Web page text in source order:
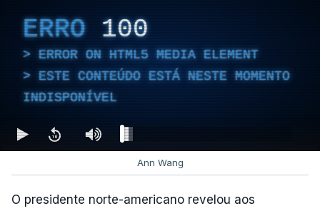
ERRO 100
ERROR ON HTML5 MEDIA ELEMENT
ESTE CONTEÚDO ESTÁ NESTE MOMENTO
INDISPONÍVEL
Ann Wang
O presidente norte-americano revelou aos